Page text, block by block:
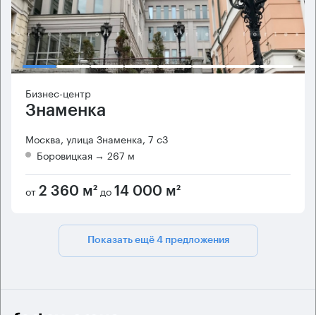
Бизнес-центр
Знаменка
Москва, улица Знаменка, 7 с3
Боровицкая → 267 м
от 2 360 м² до 14 000 м²
Показать ещё 4 предложения